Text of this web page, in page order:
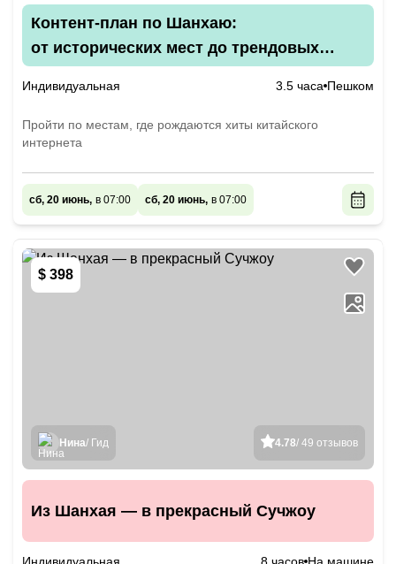
Контент-план по Шанхаю:
от исторических мест до трендовых
Индивидуальная 3.5 часа Пешком
Пройти по местам, где рождаются хиты китайского
интернета
сб, 20 июнь, в 07:00 сб, 20 июнь, в 07:00
$ 398
4.78/ 49 отзывов
Нина/ Гид
Из Шанхая — в прекрасный Сучжоу